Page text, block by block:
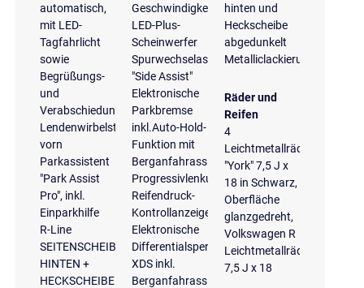
automatisch,
mit LED-
Tagfahrlicht
sowie
Begrüßungs-
und
Verabschiedungslicht
Lendenwirbelstützen
vorn
Parkassistent
"Park Assist
Pro", inkl.
Einparkhilfe
R-Line
SEITENSCHEIBEN
HINTEN +
HECKSCHEIBE
Geschwindigkeitsregelanlage
LED-Plus-
Scheinwerfer
Spurwechselassistent
"Side Assist"
Elektronische
Parkbremse
inkl.Auto-Hold-
Funktion mit
Berganfahrassistent
Progressivlenkung
Reifendruck-
Kontrollanzeige
Elektronische
Differentialsperre
XDS inkl.
Berganfahrassistent
hinten und
Heckscheibe
abgedunkelt
Metalliclackierung
Räder und
Reifen
4
Leichtmetallräder
"York" 7,5 J x
18 in Schwarz,
Oberfläche
glanzgedreht,
Volkswagen R
Leichtmetallräder
7,5 J x 18